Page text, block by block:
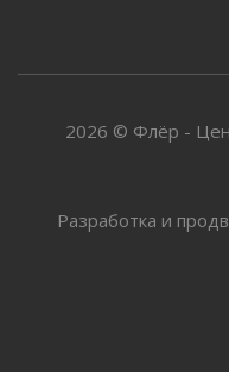
2026 © Флёр -
Разработка и